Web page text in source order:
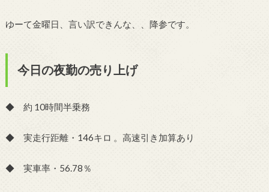
ゆーて金曜日、言い訳できんな、、降参です。
今日の夜勤の売り上げ
◆ 約 10時間半乗務
◆ 実走行距離・146キロ 。高速引き加算あり
◆ 実車率・56.78％